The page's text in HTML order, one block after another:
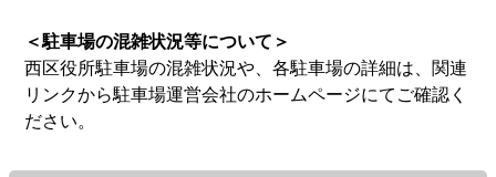
＜駐車場の混雑状況等について＞
西区役所駐車場の混雑状況や、各駐車場の詳細は、関連
リンクから駐車場運営会社のホームページにてご確認く
ださい。